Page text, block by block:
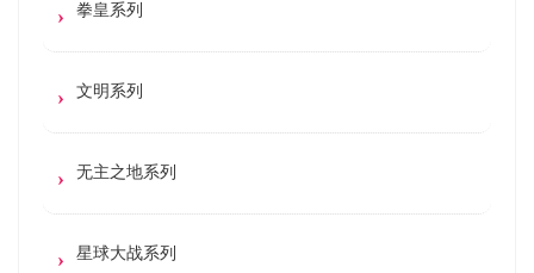
拳皇系列
文明系列
无主之地系列
星球大战系列